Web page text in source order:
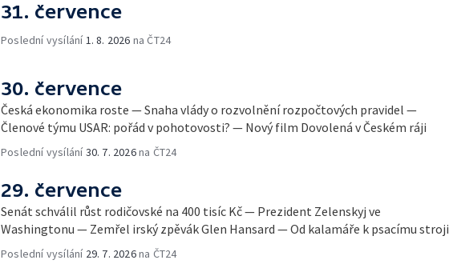
31. července
Poslední vysílání1. 8. 2026 na ČT24
30. července
Česká ekonomika roste — Snaha vlády o rozvolnění rozpočtových pravidel —
Členové týmu USAR: pořád v pohotovosti? — Nový film Dovolená v Českém ráji
Poslední vysílání30. 7. 2026na ČT24
29. července
Senát schválil růst rodičovské na 400 tisíc Kč — Prezident Zelenskyj ve
Washingtonu — Zemřel irský zpěvák Glen Hansard — Od kalamáře k psacímu stroji
Poslední vysílání 29. 7. 2026na ČT24